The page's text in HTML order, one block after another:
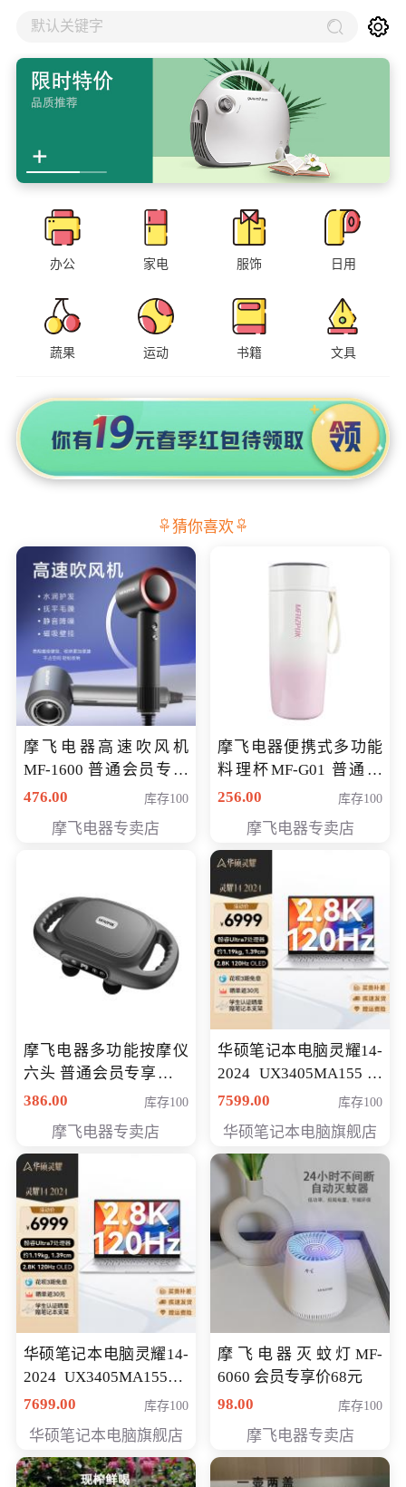
默认关键字
办公 家电 服饰 日用
蔬果 运动 书籍 文具
猜你喜欢
摩飞电器高速吹风机
MF-1600 普通会员专享
价298元
476.00 库存100
摩飞电器专卖店
摩飞电器便携式多功能
料理杯MF-G01 普通会
员专享价格118元
256.00 库存100
摩飞电器专卖店
摩飞电器多功能按摩仪
六头 普通会员专享价格
199元
386.00 库存100
摩飞电器专卖店
华硕笔记本电脑灵耀14-
2024 UX3405MA155冰
川银 oled 智慧轻薄本 会
7599.00 库存100
华硕笔记本电脑旗舰店
华硕笔记本电脑灵耀14-
2024 UX3405MA155夜
空蓝 oled 智慧轻薄本 会
7699.00 库存100
华硕笔记本电脑旗舰店
摩飞电器灭蚊灯MF-
6060 会员专享价68元
98.00
库存100
摩飞电器专卖店